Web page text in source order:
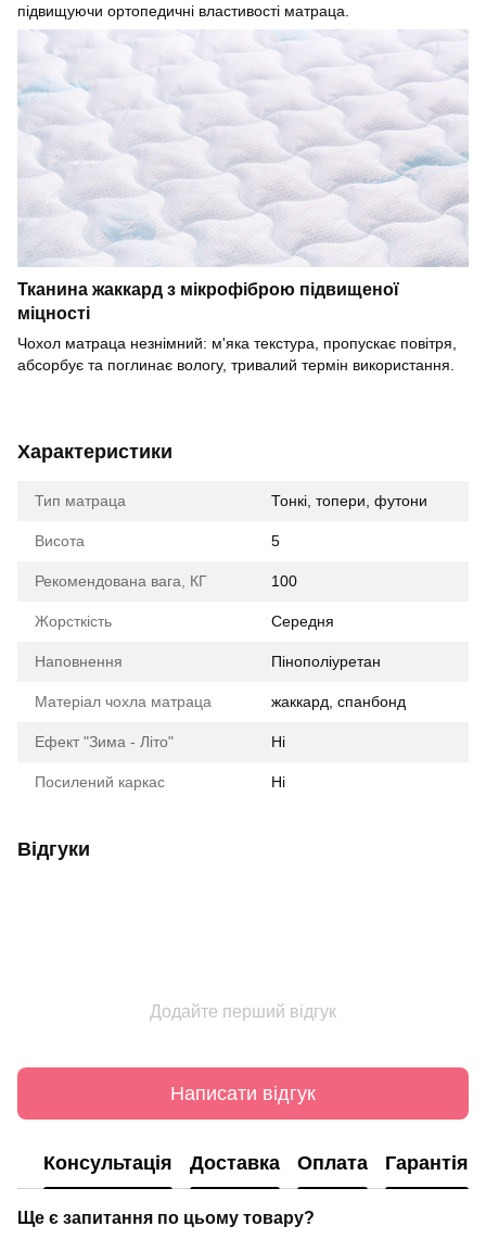
підвищуючи ортопедичні властивості матраца.
Тканина жаккард з мікрофіброю підвищеної
міцності
Чохол матраца незнімний: м'яка текстура, пропускає повітря,
абсорбує та поглинає вологу, тривалий термін використання.
Характеристики
Тип матраца Тонкі, топери, футони
Висота 5
Рекомендована вага, КГ 100
Жорсткість Середня
Наповнення Пінополіуретан
Матеріал чохла матраца жаккард, спанбонд
Ефект "Зима - Літо" Ні
Посилений каркас Ні
Відгуки
Додайте перший відгук
Написати відгук
Консультація Доставка Оплата Гарантія
Ще є запитання по цьому товару?